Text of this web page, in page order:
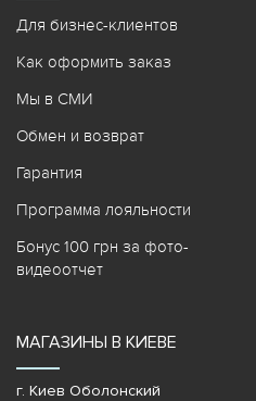
Для бизнес-клиентов
Как оформить заказ
Мы в СМИ
Обмен и возврат
Гарантия
Программа лояльности
Бонус 100 грн за фото-
видеоотчет
МАГАЗИНЫ В КИЕВЕ
г. Киев Оболонский